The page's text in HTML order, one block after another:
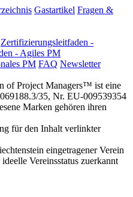
Gastartikel Fragen &
Zertifizierungsleitfaden -
- Agiles PM
PM FAQ Newsletter
of Project Managers™ ist eine
35, Nr. EU-009539354
Marken gehören ihren
für den Inhalt verlinkter
eingetragener Verein
Vereinsstatus zuerkannt